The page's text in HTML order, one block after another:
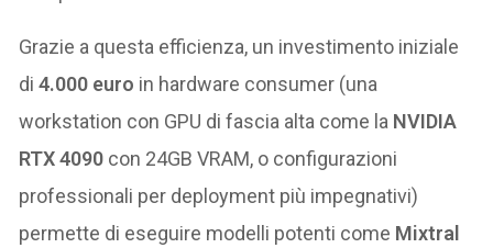
Grazie a questa efficienza, un investimento iniziale
di4.000 euro in hardware consumer (una
workstation con GPU di fascia alta come la NVIDIA
RTX 4090 con 24GB VRAM, o configurazioni
professionali per deployment più impegnativi)
permette di eseguire modelli potenti come Mixtral